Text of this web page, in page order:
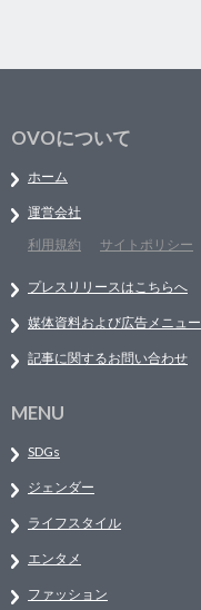
OVOについて
ホーム
運営会社
利用規約
サイトポリシー
プレスリリースはこちらへ
媒体資料および広告メニュー
記事に関するお問い合わせ
MENU
SDGs
ジェンダー
ライフスタイル
エンタメ
ファッション